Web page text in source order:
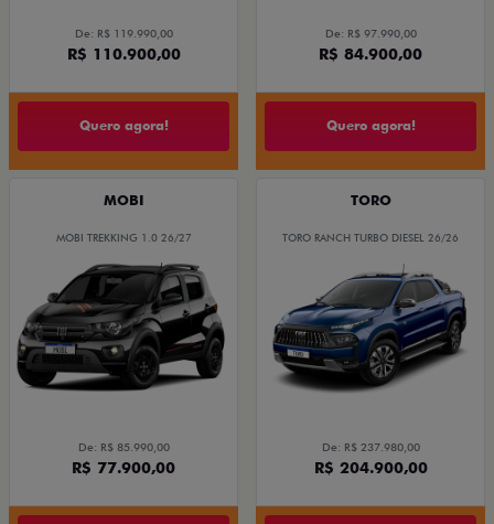
De: R$ 119.990,00
R$ 110.900,00
Quero agora!
De: R$ 97.990,00
R$ 84.900,00
Quero agora!
MOBI
MOBI TREKKING 1.0 26/27
De: R$ 85.990,00
R$ 77.900,00
TORO
TORO RANCH TURBO DIESEL 26/26
De: R$ 237.980,00
R$ 204.900,00